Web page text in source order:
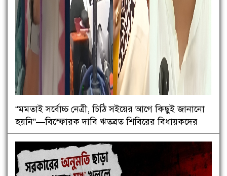
“মমতাই সর্বোচ্চ নেত্রী, চিঠি সইয়ের আগে কিছুই জানানো
হয়নি”—বিস্ফোরক দাবি ঋতব্রত শিবিরের বিধায়কদের